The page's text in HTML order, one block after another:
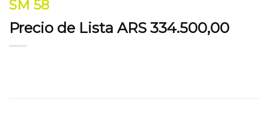
SM 58
Precio de Lista ARS 334.500,00